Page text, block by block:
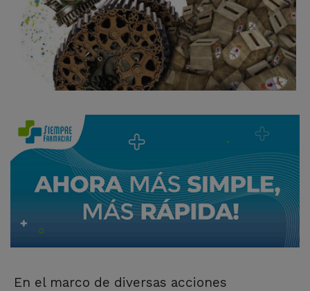
En el marco de diversas acciones